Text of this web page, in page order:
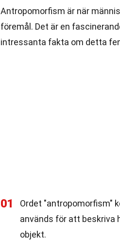
Antropomorfism är när
föremål. Det är en
intressanta fakta om detta
01
Ordet "antropomorfism"
används för att beskriva
objekt.